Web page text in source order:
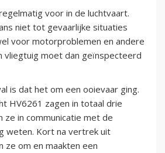
voor in de luchtvaart.
niet tot gevaarlijke situaties
voor motorproblemen en andere
vliegtuig moet dan geïnspecteerd
is dat het om een ooievaar ging.
HV6261 zagen in totaal drie
ze in communicatie met de
weten. Kort na vertrek uit
ze om en maakten een